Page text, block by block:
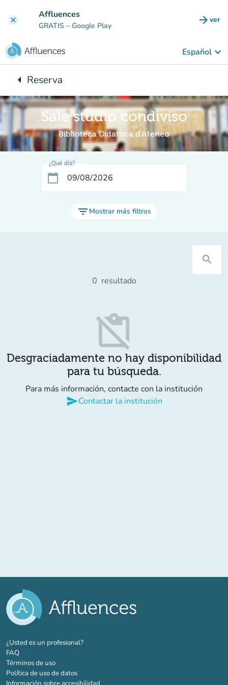
clear Affluences
GRATIS – Google Play arrow_forward ver
Español keyboard_arrow_down
arrow_leftVuelta:
Reserva
Sale studio condiviso
Biblioteca Didattica d'Ateneo
¿Qué día?
calendar_today
filter_list Mostrar más filtros
search
0 resultado
content_paste_off
Desgraciadamente no hay disponibilidad
para tu búsqueda.
Para más información, contacte con la institución
sendContactar la institución
¿Usted es un profesional?(nueva pestaña)
FAQ
Términos de uso
Política de uso de datos